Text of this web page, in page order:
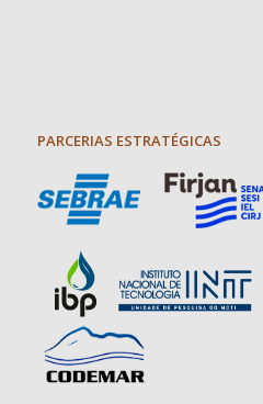
PARCERIAS ESTRATÉGICAS